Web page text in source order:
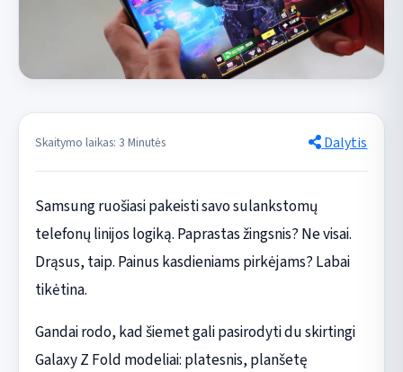
Skaitymo laikas: 3 Minutės Dalytis
Samsung ruošiasi pakeisti savo sulankstomų
telefonų linijos logiką. Paprastas žingsnis? Ne visai.
Drąsus, taip. Painus kasdieniams pirkėjams? Labai
tikėtina.
Gandai rodo, kad šiemet gali pasirodyti du skirtingi
Galaxy Z Fold modeliai: platesnis, planšetę